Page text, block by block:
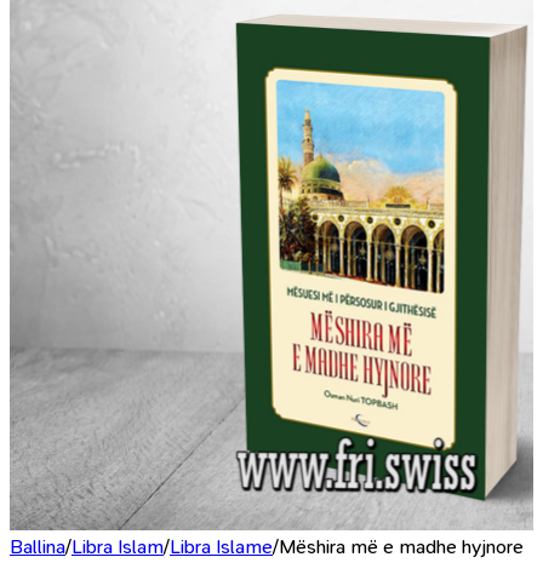
Ballina/Libra Islam/Libra Islame/Mëshira më e madhe hyjnore